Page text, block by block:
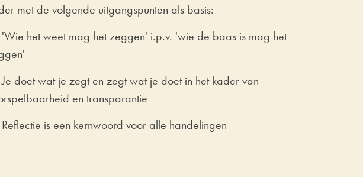
met de volgende uitgangspunten als basis:
het weet mag het zeggen' i.p.v. 'wie de baas is mag het
doet wat je zegt en zegt wat je doet in het kader van
en transparantie
is een kernwoord voor alle handelingen